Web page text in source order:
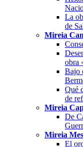
La
de
Mireia
obra
Bajo
Qué
de
Mireia
De
Mireia
El